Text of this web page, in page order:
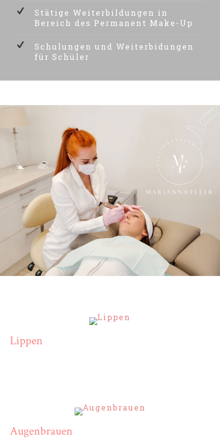
Stätige Weiterbildungen in
Bereich des Permanent Make-Up
Schulungen und Weiterbidungen
für Schüler
Lippen
Augenbrauen